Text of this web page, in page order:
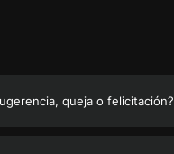
queja o felicitación?